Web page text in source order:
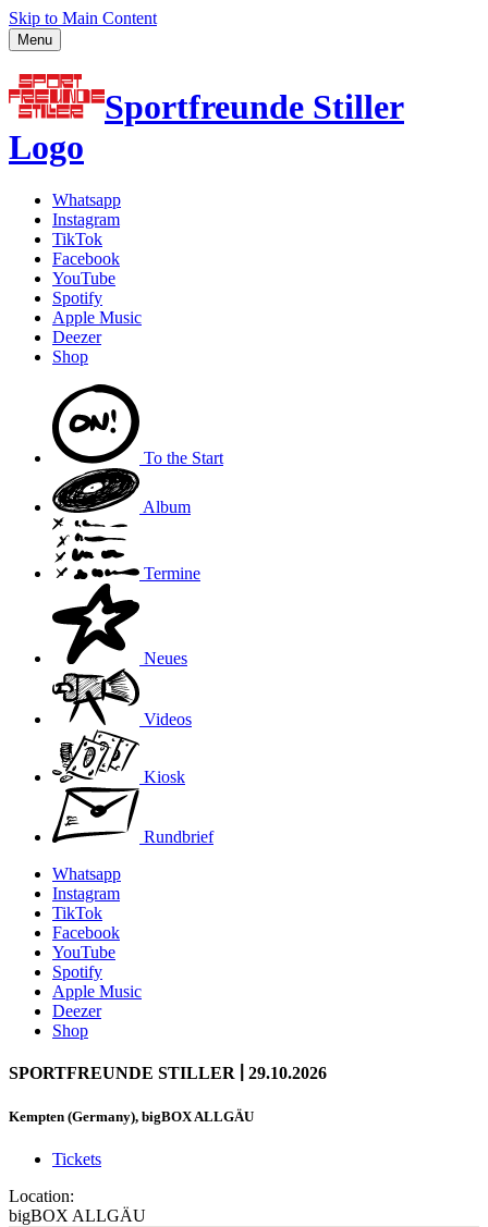
Skip to Main Content
Menu
Sportfreunde Stiller
Logo
Whatsapp
Instagram
TikTok
Facebook
YouTube
Spotify
Apple Music
Deezer
Shop
To the Start
Album
Termine
Neues
Videos
Kiosk
Rundbrief
Whatsapp
Instagram
TikTok
Facebook
YouTube
Spotify
Apple Music
Deezer
Shop
SPORTFREUNDE STILLER 29.10.2026
Kempten (Germany), bigBOX ALLGÄU
Tickets
Location:
bigBOX ALLGÄU